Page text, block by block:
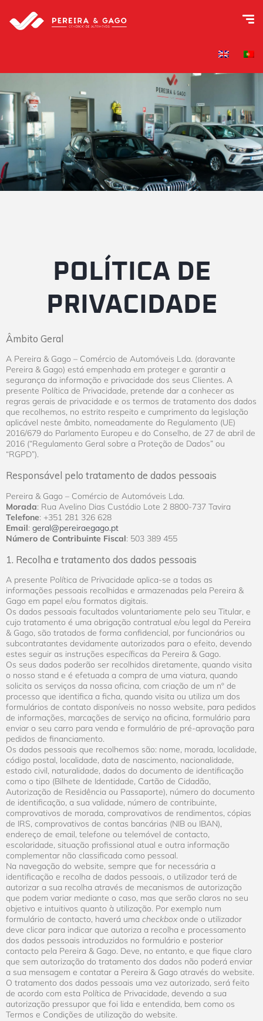
POLÍTICA DE
PRIVACIDADE
Âmbito Geral
A Pereira & Gago – Comércio de Automóveis Lda. (doravante
Pereira & Gago) está empenhada em proteger e garantir a
segurança da informação e privacidade dos seus Clientes. A
presente Política de Privacidade, pretende dar a conhecer as
regras gerais de privacidade e os termos de tratamento dos dados
que recolhemos, no estrito respeito e cumprimento da legislação
aplicável neste âmbito, nomeadamente do Regulamento (UE)
2016/679 do Parlamento Europeu e do Conselho, de 27 de abril de
2016 (“Regulamento Geral sobre a Proteção de Dados” ou
“RGPD”).
Responsável pelo tratamento de dados pessoais
Pereira & Gago – Comércio de Automóveis Lda.
Morada: Rua Avelino Dias Custódio Lote 2 8800-737 Tavira
Telefone: +351 281 326 628
Email: geral@pereiraegago.pt
Número de Contribuinte Fiscal: 503 389 455
1. Recolha e tratamento dos dados pessoais
A presente Política de Privacidade aplica-se a todas as
informações pessoais recolhidas e armazenadas pela Pereira &
Gago em papel e/ou formatos digitais.
Os dados pessoais facultados voluntariamente pelo seu Titular, e
cujo tratamento é uma obrigação contratual e/ou legal da Pereira
& Gago, são tratados de forma confidencial, por funcionários ou
subcontratantes devidamente autorizados para o efeito, devendo
estes seguir as instruções específicas da Pereira & Gago.
Os seus dados poderão ser recolhidos diretamente, quando visita
o nosso stand e é efetuada a compra de uma viatura, quando
solicita os serviços da nossa oficina, com criação de um nº de
processo que identifica a ficha, quando visita ou utiliza um dos
formulários de contato disponíveis no nosso website, para pedidos
de informações, marcações de serviço na oficina, formulário para
enviar o seu carro para venda e formulário de pré-aprovação para
pedidos de financiamento.
Os dados pessoais que recolhemos são: nome, morada, localidade,
código postal, localidade, data de nascimento, nacionalidade,
estado civil, naturalidade, dados do documento de identificação
como o tipo (Bilhete de Identidade, Cartão de Cidadão,
Autorização de Residência ou Passaporte), número do documento
de identificação, a sua validade, número de contribuinte,
comprovativos de morada, comprovativos de rendimentos, cópias
de IRS, comprovativos de contas bancárias (NIB ou IBAN),
endereço de email, telefone ou telemóvel de contacto,
escolaridade, situação profissional atual e outra informação
complementar não classificada como pessoal.
Na navegação do website, sempre que for necessária a
identificação e recolha de dados pessoais, o utilizador terá de
autorizar a sua recolha através de mecanismos de autorização
que podem variar mediante o caso, mas que serão claros no seu
objetivo e intuitivos quanto à utilização. Por exemplo num
formulário de contacto, haverá uma checkbox onde o utilizador
deve clicar para indicar que autoriza a recolha e processamento
dos dados pessoais introduzidos no formulário e posterior
contacto pela Pereira & Gago. Deve, no entanto, e que fique claro
que sem autorização do tratamento dos dados não poderá enviar
a sua mensagem e contatar a Pereira & Gago através do website.
O tratamento dos dados pessoais uma vez autorizado, será feito
de acordo com esta Política de Privacidade, devendo a sua
autorização pressupor que foi lida e entendida, bem como os
Termos e Condições de utilização do website.